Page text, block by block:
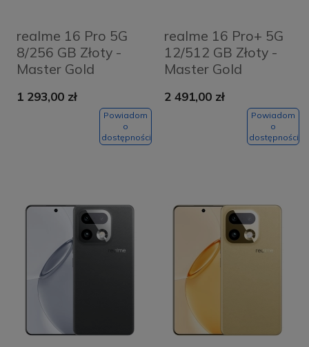
realme 16 Pro 5G
8/256 GB Złoty -
Master Gold
1 293,00 zł
Powiadom
o
dostępności
realme 16 Pro+ 5G
12/512 GB Złoty -
Master Gold
2 491,00 zł
Powiadom
o
dostępności